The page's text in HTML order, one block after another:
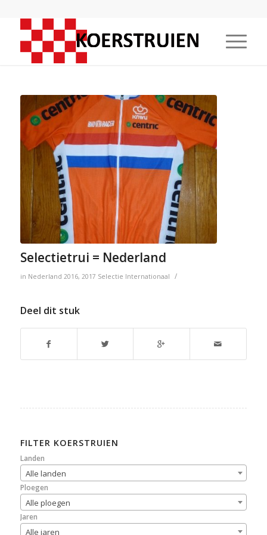
Selectietrui = Nederland
in Nederland 2016, 2017 Selectie Internationaal /
Deel dit stuk
FILTER KOERSTRUIEN
Landen
Alle landen
Ploegen
Alle ploegen
Jaren
Alle jaren